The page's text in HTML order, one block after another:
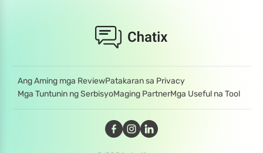
Ang Aming mga ReviewPatakaran sa Privacy
Mga Tuntunin ng SerbisyoMaging PartnerMga Useful na Tool